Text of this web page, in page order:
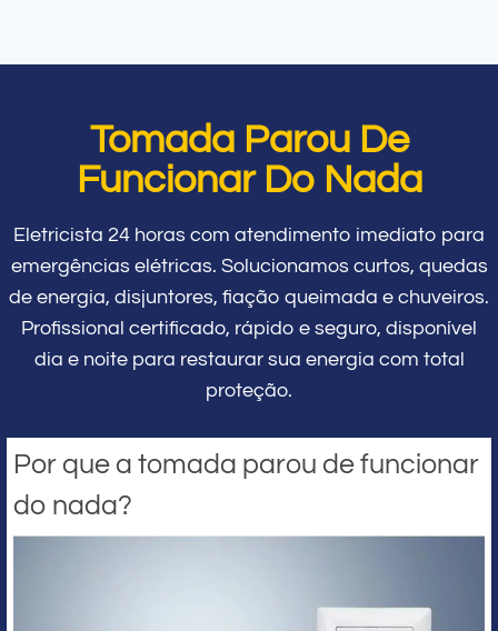
Tomada Parou De
Funcionar Do Nada
Eletricista 24 horas com atendimento imediato para
emergências elétricas. Solucionamos curtos, quedas
de energia, disjuntores, fiação queimada e chuveiros.
Profissional certificado, rápido e seguro, disponível
dia e noite para restaurar sua energia com total
proteção.
Por que a tomada parou de funcionar
do nada?